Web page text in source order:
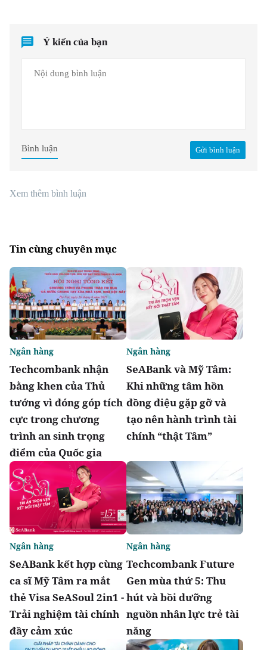
Ý kiến của bạn
Gửi bình luận
Bình luận
Xem thêm bình luận
Tin cùng chuyên mục
Techcombank nhận
bằng khen của Thủ
tướng vì đóng góp tích
cực trong chương
trình an sinh trọng
điểm của Quốc gia
Ngân hàng
SeABank và Mỹ Tâm:
Khi những tâm hồn
đồng điệu gặp gỡ và
tạo nên hành trình tài
chính “thật Tâm”
Ngân hàng
SeABank kết hợp cùng
ca sĩ Mỹ Tâm ra mắt
thẻ Visa SeASoul 2in1 -
Trải nghiệm tài chính
đầy cảm xúc
Ngân hàng
Techcombank Future
Gen mùa thứ 5: Thu
hút và bồi dưỡng
nguồn nhân lực trẻ tài
năng
Ngân hàng